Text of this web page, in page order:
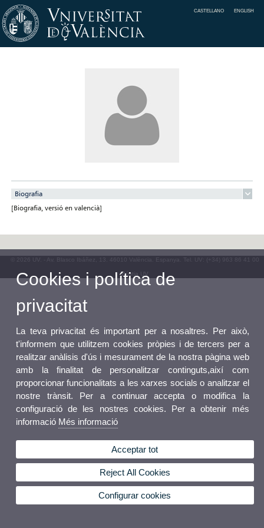
CASTELLANO ENGLISH
Biografia
[Biografia, versió en valencià]
© 2026 UV. - Av. Blasco Ibáñez, 13. 46010 València. Espanya. Tel. UV: (+34) 963 86 41 00
Bústia UV
Cookies i política de
privacitat
La teva privacitat és important per a nosaltres. Per això,
t'informem que utilitzem cookies pròpies i de tercers per a
realitzar anàlisis d'ús i mesurament de la nostra pàgina web
amb la finalitat de personalitzar continguts,així com
proporcionar funcionalitats a les xarxes socials o analitzar el
nostre trànsit. Per a continuar accepta o modifica la
configuració de les nostres cookies. Per a obtenir més
informació Més informació
Acceptar tot
Reject All Cookies
Configurar cookies